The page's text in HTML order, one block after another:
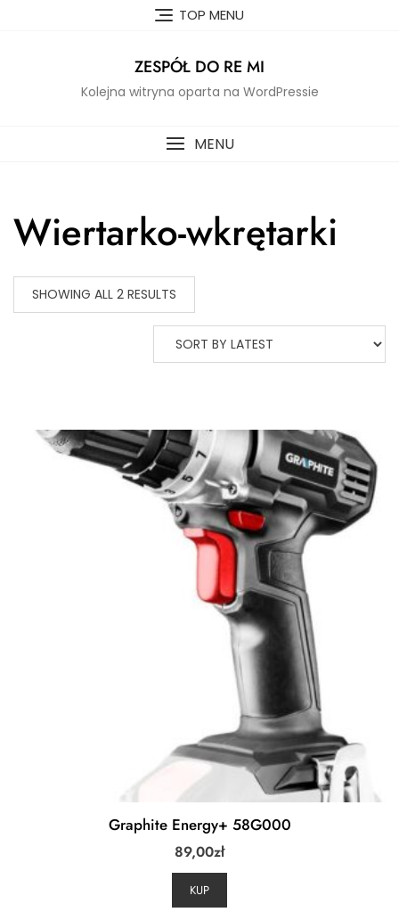
TOP MENU
ZESPÓŁ DO RE MI
Kolejna witryna oparta na WordPressie
MENU
Wiertarko-wkrętarki
SHOWING ALL 2 RESULTS
Graphite Energy+ 58G000
89,00zł
KUP